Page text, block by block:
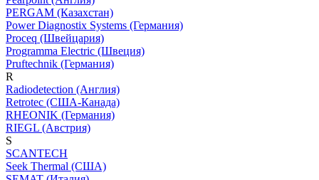
PERGAM (Казахстан)
Power Diagnostix Systems (Германия)
Proceq (Швейцария)
Programma Electric (Швеция)
Pruftechnik (Германия)
R
Radiodetection (Англия)
Retrotec (США-Канада)
RHEONIK (Германия)
RIEGL (Австрия)
S
SCANTECH
Seek Thermal (США)